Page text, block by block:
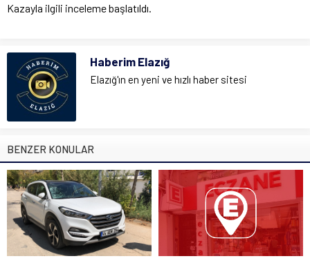
Kazayla ilgili inceleme başlatıldı.
Haberim Elazığ
Elazığ'ın en yeni ve hızlı haber sitesi
BENZER KONULAR